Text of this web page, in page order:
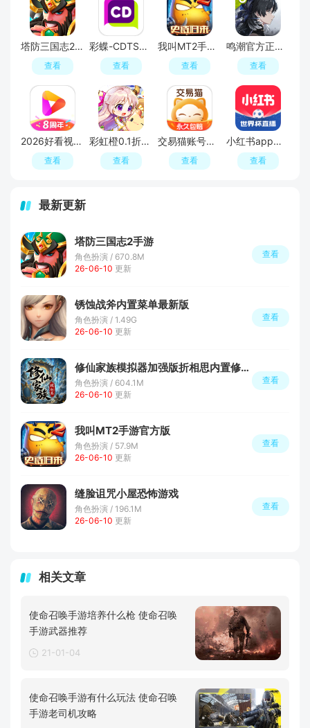
塔防三国志2手游
查看
彩蝶-CDTS变装交友
查看
我叫MT2手游官方版
查看
鸣潮官方正版手游
查看
2026好看视频官方最新版
查看
彩虹橙0.1折官方版
查看
交易猫账号交易app官方版
查看
小红书app最新版本
查看
最新更新
塔防三国志2手游
角色扮演 / 670.8M
26-06-10 更新
查看
锈蚀战斧内置菜单最新版
角色扮演 / 1.49G
26-06-10 更新
查看
修仙家族模拟器加强版折相思内置修改器最新版本
角色扮演 / 604.1M
26-06-10 更新
查看
我叫MT2手游官方版
角色扮演 / 57.9M
26-06-10 更新
查看
缝脸诅咒小屋恐怖游戏
角色扮演 / 196.1M
26-06-10 更新
查看
相关文章
使命召唤手游培养什么枪 使命召唤
手游武器推荐
21-01-04
使命召唤手游有什么玩法 使命召唤
手游老司机攻略